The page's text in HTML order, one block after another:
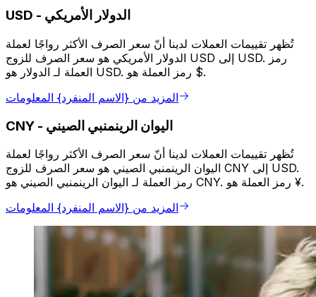
USD - الدولار الأمريكي
تُظهر تقييمات العملات لدينا أنّ سعر الصرف الأكثر رواجًا لعملة
الدولار الأمريكي هو سعر الصرف للزوج USD إلى USD. رمز
العملة لـ الدولار هو USD. رمز العملة هو $.
المزيد من {الاسم المنفرد} المعلومات
CNY - اليوان الرينمنبي الصيني
تُظهر تقييمات العملات لدينا أنّ سعر الصرف الأكثر رواجًا لعملة
اليوان الرينمنبي الصيني هو سعر الصرف للزوج CNY إلى USD.
رمز العملة لـ اليوان الرينمنبي الصيني هو CNY. رمز العملة هو ¥.
المزيد من {الاسم المنفرد} المعلومات